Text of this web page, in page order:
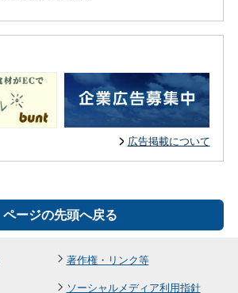
広告掲載について
ページの先頭へ戻る
著作権・リンク等
ソーシャルメディア利用指針